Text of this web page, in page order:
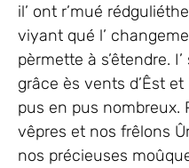
il’ ont r’mué
viyant qué l’
pèrmette à s’êtendre.
grâce ès vents d’Êst
pus en pus nombreux.
vêpres et nos frêlons
nos précieuses